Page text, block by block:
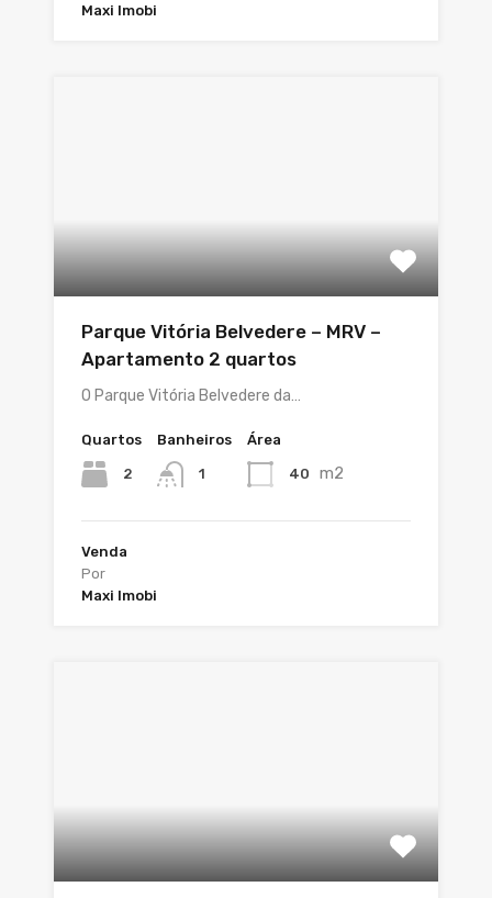
Maxi Imobi
Parque Vitória Belvedere – MRV –
Apartamento 2 quartos
O Parque Vitória Belvedere da…
Quartos
2
Banheiros
1
Área
40 m2
Venda
Por
Maxi Imobi